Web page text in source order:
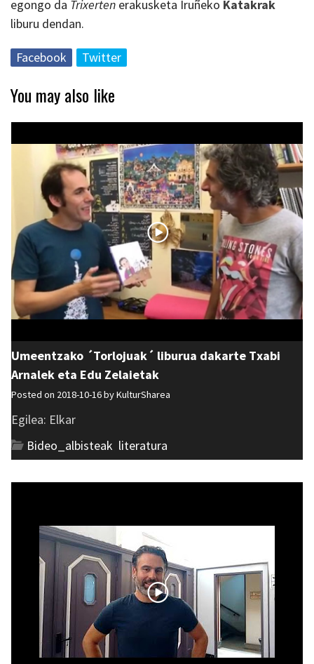
egongo da Trixerten erakusketa Iruñeko Katakrak
liburu dendan.
Facebook Twitter
You may also like
Umeentzako ´Torlojuak´ liburua dakarte Txabi
Arnalek eta Edu Zelaietak
Posted on 2018-10-16 byKulturSharea
Egilea: Elkar
Bideo_albisteak literatura